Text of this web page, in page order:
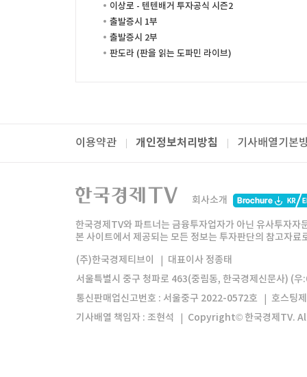
이상로 - 텐텐배거 투자공식 시즌2
출발증시 1부
출발증시 2부
판도라 (판을 읽는 도파민 라이브)
이용약관 개인정보처리방침 기사배열기본
패밀리사이트
한국경제TV
한경미디어그룹 한국경제신문 한국경제
모바일앱 한국경제TV앱
회사소개
한국경제TV와 파트너는 금융투자업자가 아닌 유사투자
본 사이트에서 제공되는 모든 정보는 투자판단의 참고자
(주)한국경제티브이
대표이사 정종태
서울특별시 중구 청파로 463(중림동, 한국경제신문사) (
통신판매업신고번호 : 서울중구 2022-0572호
호스팅
기사배열 책임자 : 조현석
Copyright© 한국경제TV.